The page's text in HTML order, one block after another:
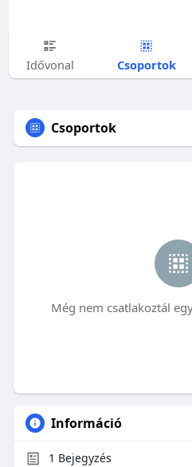
Idővonal Csoportok
Csoportok
Még nem csatlakoztál
Információ
1 Bejegyzés